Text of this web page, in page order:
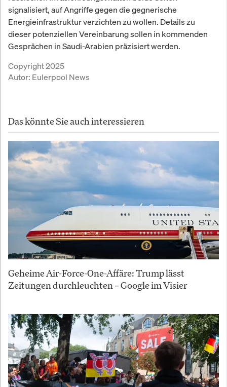
signalisiert, auf Angriffe gegen die gegnerische
Energieinfrastruktur verzichten zu wollen. Details zu
dieser potenziellen Vereinbarung sollen in kommenden
Gesprächen in Saudi-Arabien präzisiert werden.
Copyright 2025
Autor: Eulerpool News
Das könnte Sie auch interessieren
Geheime Air-Force-One-Affäre: Trump lässt
Zeitungen durchleuchten – Google im Visier